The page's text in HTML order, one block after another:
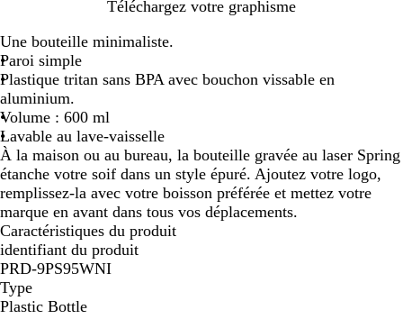
i
r
t
r
a
n
s
p
a
r
e
n
t
/
a
e
u
t
r
a
n
s
p
a
r
e
n
t
/
a
a
n
s
p
a
r
e
n
t
/
a
r
g
e
n
Téléchargez votre graphisme
Une bouteille minimaliste.
Paroi simple
Plastique tritan sans BPA avec bouchon vissable en
aluminium.
Volume : 600 ml
Lavable au lave-vaisselle
À la maison ou au bureau, la bouteille gravée au laser Spring
étanche votre soif dans un style épuré. Ajoutez votre logo,
remplissez-la avec votre boisson préférée et mettez votre
marque en avant dans tous vos déplacements.
Caractéristiques du produit
identifiant du produit
PRD-9PS95WNI
Type
Plastic Bottle